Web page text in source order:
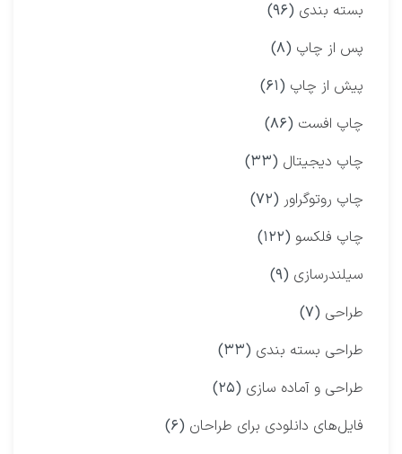
بسته بندی (۹۶)
پس از چاپ (۸)
پیش از چاپ (۶۱)
چاپ افست (۸۶)
چاپ دیجیتال (۳۳)
چاپ روتوگراور (۷۲)
چاپ فلکسو (۱۲۲)
سیلندرسازی (۹)
طراحی (۷)
طراحی بسته بندی (۳۳)
طراحی و آماده سازی (۲۵)
فایل‌های دانلودی برای طراحان (۶)